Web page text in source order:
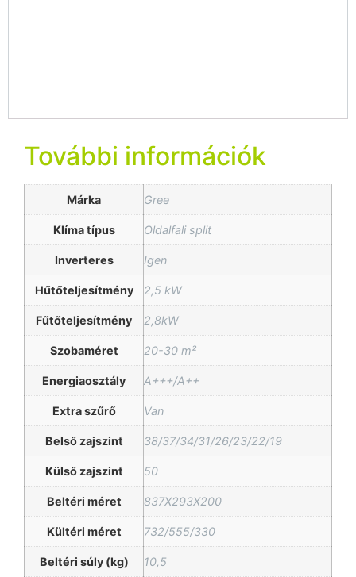
További információk
Márka Gree
Klíma típus Oldalfali split
Inverteres Igen
Hűtőteljesítmény 2,5 kW
Fűtőteljesítmény 2,8kW
Szobaméret 20-30 m²
Energiaosztály A+++/A++
Extra szűrő Van
Belső zajszint 38/37/34/31/26/23/22/19
Külső zajszint 50
Beltéri méret 837X293X200
Kültéri méret 732/555/330
Beltéri súly (kg) 10,5